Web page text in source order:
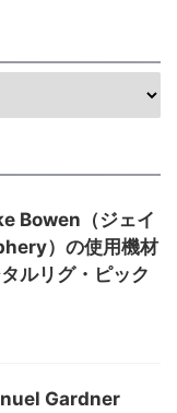
Bowen（ジェイ
）の使用機材
ルリグ・ピック
Gardner